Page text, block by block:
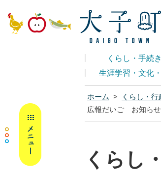
くらし・手続
生涯学習・文化
ホーム > くらし・行
広報だいご お知らせ
くらし